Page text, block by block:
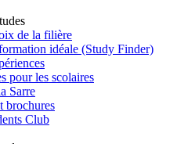
de la filière
idéale (Study Finder)
pour les scolaires
Sarre
brochures
Club